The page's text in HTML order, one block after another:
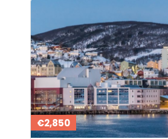
€2,850